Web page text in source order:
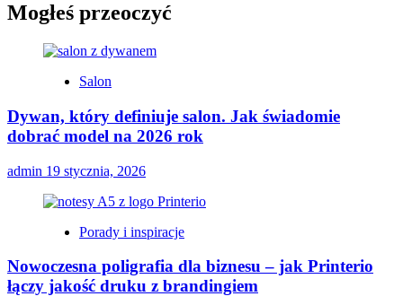
Mogłeś przeoczyć
Salon
Dywan, który definiuje salon. Jak świadomie
dobrać model na 2026 rok
admin 19 stycznia, 2026
Porady i inspiracje
Nowoczesna poligrafia dla biznesu – jak Printerio
łączy jakość druku z brandingiem